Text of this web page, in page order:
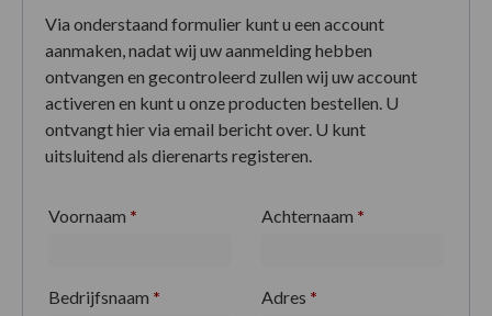
Via onderstaand formulier kunt u een account
aanmaken, nadat wij uw aanmelding hebben
ontvangen en gecontroleerd zullen wij uw account
activeren en kunt u onze producten bestellen. U
ontvangt hier via email bericht over. U kunt
uitsluitend als dierenarts registeren.
Voornaam * Achternaam *
Bedrijfsnaam * Adres *